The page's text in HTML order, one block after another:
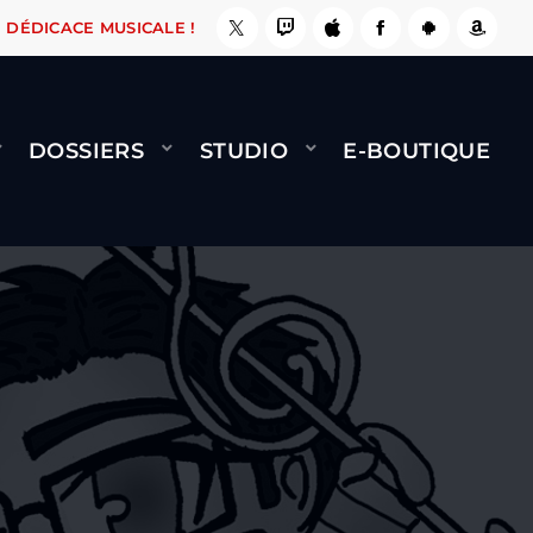
ÇA LE FAIT ! NAMI BERNARD MINET - FLY
DÉDICACE MUSICALE !
DOSSIERS STUDIO E-BOUTIQUE